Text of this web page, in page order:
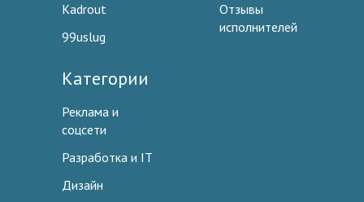
Kadrout
99uslug
Отзывы
исполнителей
Категории
Реклама и
соцсети
Разработка и IT
Дизайн